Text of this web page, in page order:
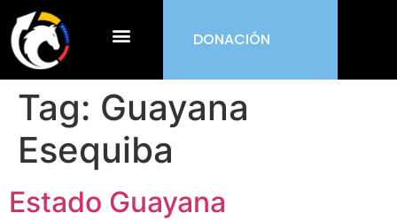
DONACIÓN
Tag: Guayana
Esequiba
Estado Guayana